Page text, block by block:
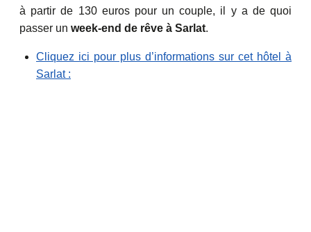
à partir de 130 euros pour un couple, il y a de quoi
passer un week-end de rêve à Sarlat.
Cliquez ici pour plus d’informations sur cet hôtel à
Sarlat :